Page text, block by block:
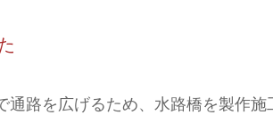
通路を広げるため、水路橋を製作